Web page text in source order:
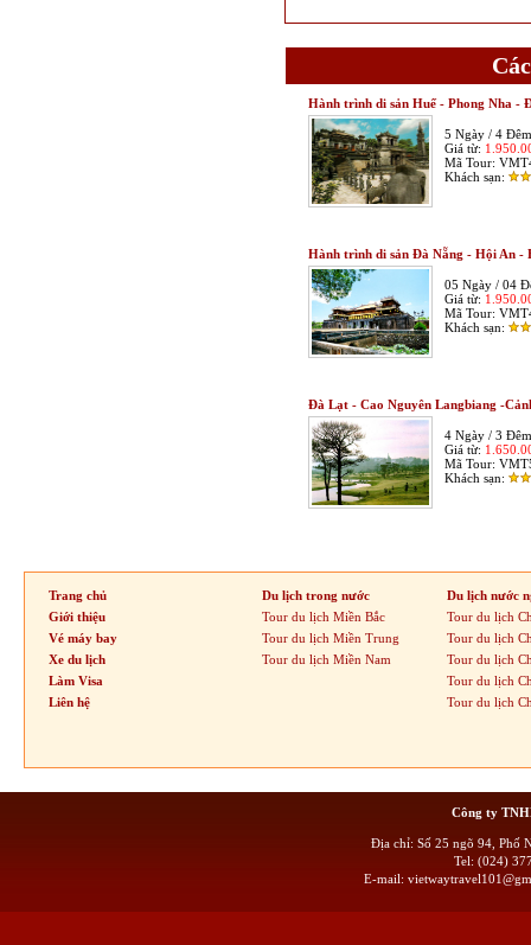
Hành trình di sản Huế - Phong Nha -
5 Ngày / 4 Đêm
Giá từ:
Mã Tour:
Khách sạn:
Hành trình di sản Đà Nẵng - Hội An -
05 Ngày / 04
Giá từ:
Mã Tour:
Khách sạn:
Đà Lạt - Cao Nguyên Langbiang -
4 Ngày / 3 Đêm
Giá từ:
Mã Tour:
Khách sạn:
Trang chủ
Giới thiệu
Vé máy bay
Xe du lịch
Làm Visa
Liên hệ
Du lịch trong nước
Tour du lịch Miền Bắc
Tour du lịch Miền Trung
Tour du lịch Miền Nam
Du lịch nước
Tour du lịch
Tour du lịch
Tour du lịch
Tour du lịch
Tour du lịch
Công ty
Địa chỉ: Số 25 ngõ 94, Phố
Tel: (024)
E-mail: